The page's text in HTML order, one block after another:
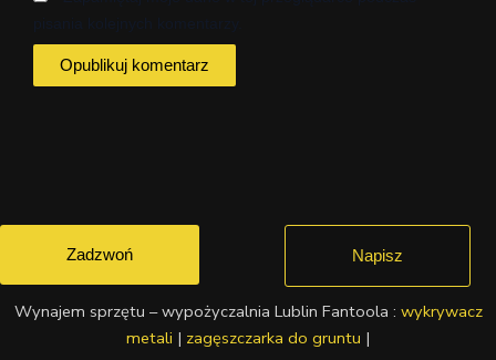
Zadzwoń Napisz
Wynajem sprzętu – wypożyczalnia Lublin Fantoola : wykrywacz
metali | zagęszczarka do gruntu |